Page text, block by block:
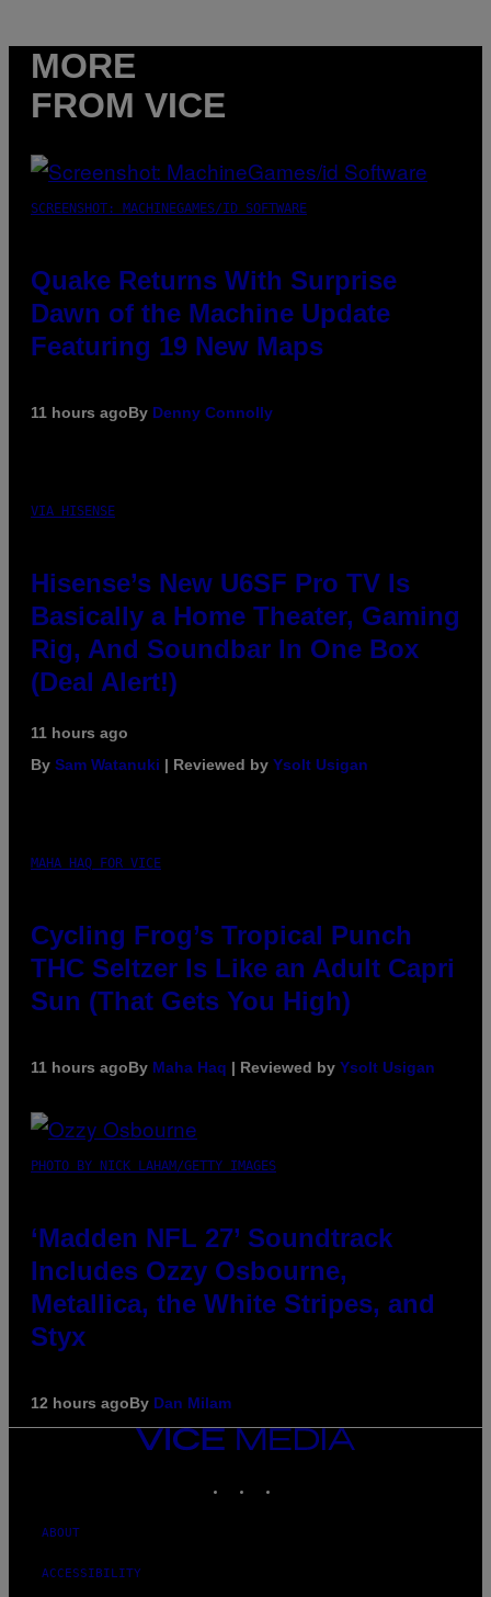
MORE
FROM VICE
SCREENSHOT: MACHINEGAMES/ID SOFTWARE
Quake Returns With Surprise
Dawn of the Machine Update
Featuring 19 New Maps
11 hours agoBy Denny Connolly
VIA HISENSE
Hisense’s New U6SF Pro TV Is
Basically a Home Theater, Gaming
Rig, And Soundbar In One Box
(Deal Alert!)
11 hours ago
By Sam Watanuki | Reviewed by Ysolt Usigan
MAHA HAQ FOR VICE
Cycling Frog’s Tropical Punch
THC Seltzer Is Like an Adult Capri
Sun (That Gets You High)
11 hours agoBy Maha Haq | Reviewed by Ysolt Usigan
PHOTO BY NICK LAHAM/GETTY IMAGES
‘Madden NFL 27’ Soundtrack
Includes Ozzy Osbourne,
Metallica, the White Stripes, and
Styx
12 hours agoBy Dan Milam
VICE
MEDIA
ABOUT
ACCESSIBILITY